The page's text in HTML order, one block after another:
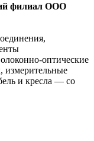
филиал ООО
оптические
измерительные
и кресла — со